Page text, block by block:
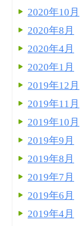
2020年10月
2020年8月
2020年4月
2020年1月
2019年12月
2019年11月
2019年10月
2019年9月
2019年8月
2019年7月
2019年6月
2019年4月